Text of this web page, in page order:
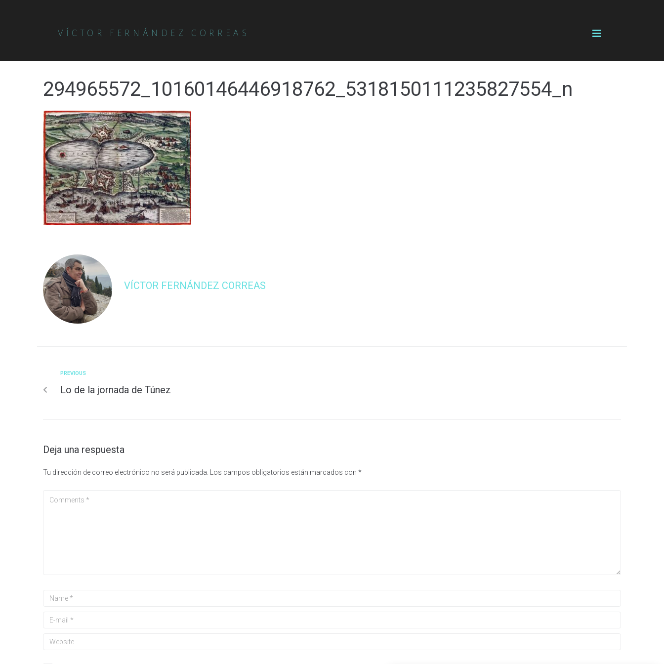
VÍCTOR FERNÁNDEZ CORREAS
294965572_10160146446918762_5318150111235827554_n
VÍCTOR FERNÁNDEZ CORREAS
PREVIOUS
Lo de la jornada de Túnez
Deja una respuesta
Tu dirección de correo electrónico no será publicada. Los campos obligatorios están marcados con *